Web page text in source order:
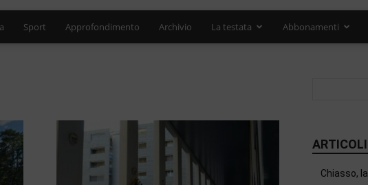
Sport Approfondimento Archivio La testata Abbonamenti
Chiasso,